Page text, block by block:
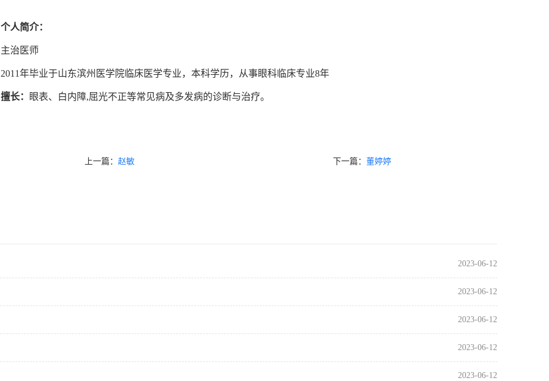
个人简介：
主治医师
2011年毕业于山东滨州医学院临床医学专业，本科学历，从事眼科临床专业8年
擅长： 眼表、白内障,屈光不正等常见病及多发病的诊断与治疗。
上一篇：赵敏 下一篇：董婷婷
2023-06-12
2023-06-12
2023-06-12
2023-06-12
2023-06-12